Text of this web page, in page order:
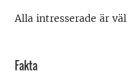
Alla intresserade är
Fakta